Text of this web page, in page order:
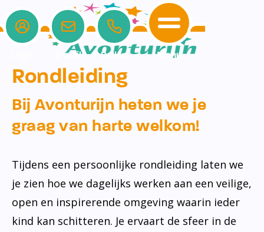
Home
School
Ons onderwijs
Het Team
Schooltijden
Vakantie en verlof
Medezeggenschap
Klachtenregeling
Privacyverklaring
Opvang
Peuteropvang
Schoolapp
Contact
E-mail Bellen Menu
Rondleiding
Bij Avonturijn heten we je
graag van harte welkom!
Tijdens een persoonlijke rondleiding laten we
je zien hoe we dagelijks werken aan een veilige,
open en inspirerende omgeving waarin ieder
kind kan schitteren. Je ervaart de sfeer in de